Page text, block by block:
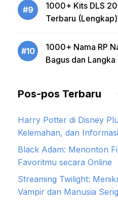
#9
1000+ Kits DLS
Terbaru (Lengkap)
#10
1000+ Nama RP
Bagus dan Langka
Pos-pos Terbaru
Harry Potter di Disney
Kelemahan, dan
Black Adam: Menonton
Favoritmu secara Online
Streaming Twilight:
Vampir dan Manusia